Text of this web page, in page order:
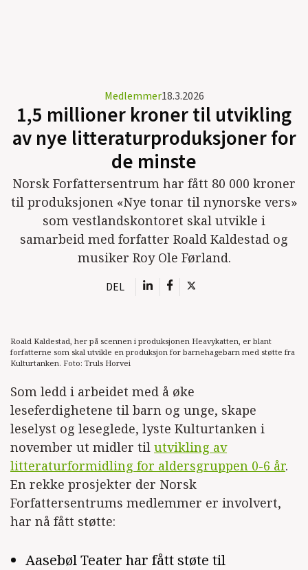
Medlemmer18.3.2026
1,5 millioner kroner til utvikling
av nye litteraturproduksjoner for
de minste
Norsk Forfattersentrum har fått 80 000 kroner
til produksjonen «Nye tonar til nynorske vers»
som vestlandskontoret skal utvikle i
samarbeid med forfatter Roald Kaldestad og
musiker Roy Ole Førland.
DEL
Roald Kaldestad, her på scennen i produksjonen Heavykatten, er blant
forfatterne som skal utvikle en produksjon for barnehagebarn med støtte fra
Kulturtanken. Foto: Truls Horvei
Som ledd i arbeidet med å øke
leseferdighetene til barn og unge, skape
leselyst og leseglede, lyste Kulturtanken i
november ut midler til utvikling av
litteraturformidling for aldersgruppen 0-6 år.
En rekke prosjekter der Norsk
Forfattersentrums medlemmer er involvert,
har nå fått støtte:
Aasebøl Teater har fått støte til